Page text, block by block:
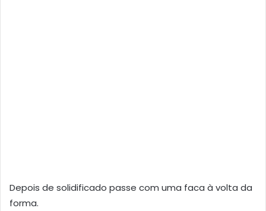
Depois de solidificado passe com uma faca à volta da
forma.